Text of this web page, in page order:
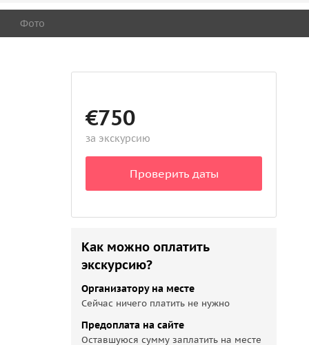
Фото
€750
за экскурсию
Проверить даты
Как можно оплатить
экскурсию?
Организатору на месте
Сейчас ничего платить не нужно
Предоплата на сайте
Оставшуюся сумму заплатить на месте